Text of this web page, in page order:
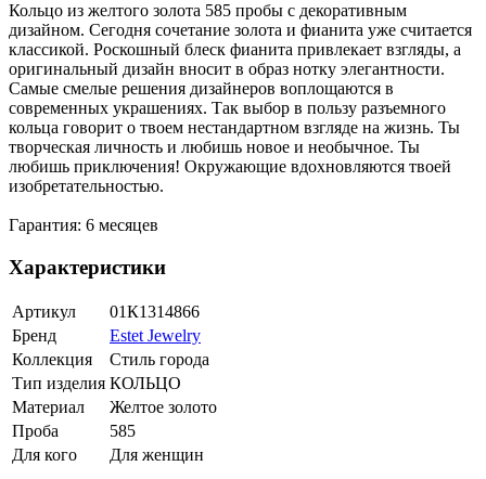
Кольцо из желтого золота 585 пробы с декоративным
дизайном. Сегодня сочетание золота и фианита уже считается
классикой. Роскошный блеск фианита привлекает взгляды, а
оригинальный дизайн вносит в образ нотку элегантности.
Самые смелые решения дизайнеров воплощаются в
современных украшениях. Так выбор в пользу разъемного
кольца говорит о твоем нестандартном взгляде на жизнь. Ты
творческая личность и любишь новое и необычное. Ты
любишь приключения! Окружающие вдохновляются твоей
изобретательностью.
Гарантия: 6 месяцев
Характеристики
Артикул
01К1314866
Бренд
Estet Jewelry
Коллекция
Стиль города
Тип изделия КОЛЬЦО
Материал
Желтое золото
Проба
585
Для кого
Для женщин